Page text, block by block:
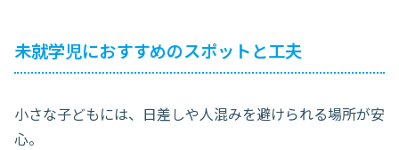
未就学児におすすめのスポットと工夫
小さな子どもには、日差しや人混みを避けられる場所が安
心。